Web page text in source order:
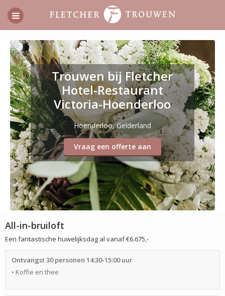
Trouwen bij Fletcher
Hotel-Restaurant
Victoria-Hoenderloo
Hoenderloo, Gelderland
Vraag een offerte aan
All-in-bruiloft
Een fantastische huwelijksdag al vanaf €6.675,-
Ontvangst 30 personen 14:30-15:00 uur
• Koffie en thee